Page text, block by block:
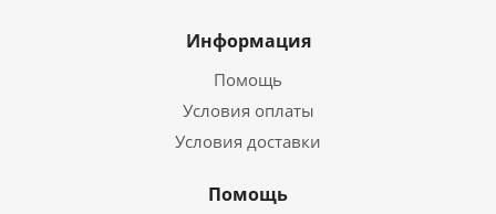
Информация
Помощь
Условия оплаты
Условия доставки
Помощь